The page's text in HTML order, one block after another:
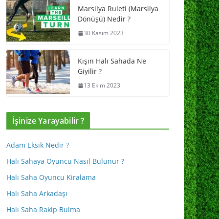
Marsilya Ruleti (Marsilya
Dönüşü) Nedir ?
30 Kasım 2023
Kışın Halı Sahada Ne
Giyilir ?
13 Ekim 2023
İşinize Yarayabilir ?
Adam Eksik Nedir ?
Halı Sahaya Oyuncu Nasıl Bulunur ?
Halı Saha Oyuncu Kiralama
Halı Saha Arkadaşı
Halı Saha Rakip Bulma